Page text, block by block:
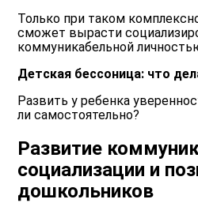
Только при таком
сможет вырасти
коммуникабельной
Детская бессоница: что
Развить у ребенка
ли самостоятельно?
Развитие
социализации и
дошкольников